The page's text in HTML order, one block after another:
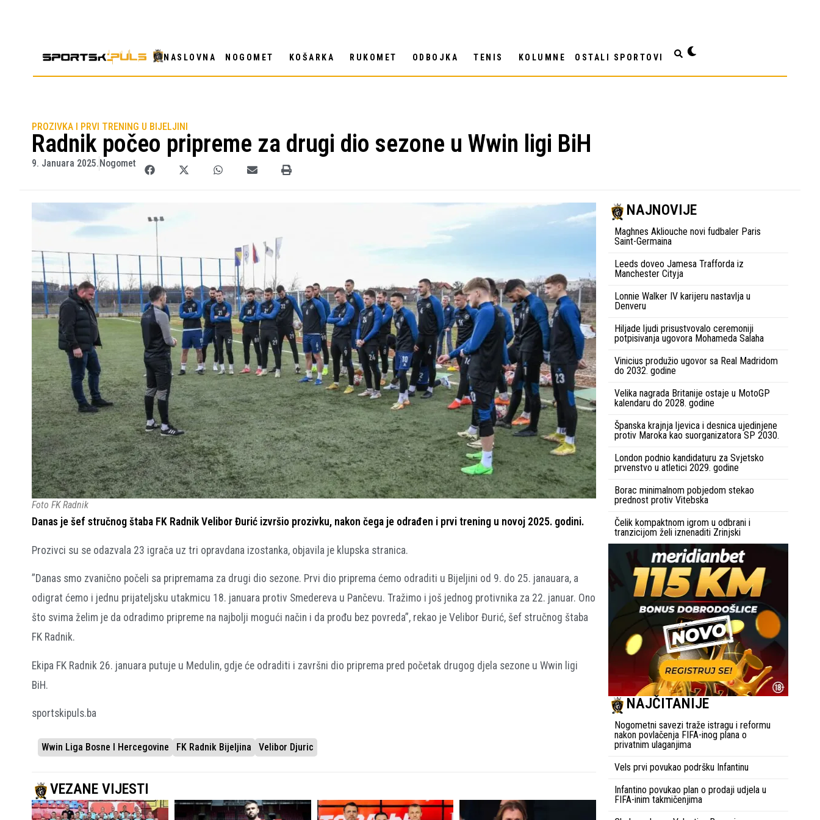
NASLOVNA NOGOMET KOŠARKA RUKOMET ODBOJKA TENIS KOLUMNE OSTALI SPORTOVI
PROZIVKA I PRVI TRENING U BIJELJINI
Radnik počeo pripreme za drugi dio sezone u Wwin ligi BiH
9. Januara 2025.Nogomet
Foto FK Radnik
Danas je šef stručnog štaba FK Radnik Velibor Đurić izvršio prozivku, nakon čega je odrađen i prvi trening u novoj 2025. godini.
Prozivci su se odazvala 23 igrača uz tri opravdana izostanka, objavila je klupska stranica.
”Danas smo zvanično počeli sa pripremama za drugi dio sezone. Prvi dio priprema ćemo odraditi u Bijeljini od 9. do 25. janauara, a
odigrat ćemo i jednu prijateljsku utakmicu 18. januara protiv Smedereva u Pančevu. Tražimo i još jednog protivnika za 22. januar. Ono
što svima želim je da odradimo pripreme na najbolji mogući način i da prođu bez povreda”, rekao je Velibor Đurić, šef stručnog štaba
FK Radnik.
Ekipa FK Radnik 26. januara putuje u Medulin, gdje će odraditi i završni dio priprema pred početak drugog djela sezone u Wwin ligi
BiH.
sportskipuls.ba
Wwin Liga Bosne I Hercegovine FK Radnik Bijeljina Velibor Djuric
VEZANE VIJESTI
NAJNOVIJE
Maghnes Akliouche novi fudbaler Paris
Saint-Germaina
Leeds doveo Jamesa Trafforda iz
Manchester Cityja
Lonnie Walker IV karijeru nastavlja u
Denveru
Hiljade ljudi prisustvovalo ceremoniji
potpisivanja ugovora Mohameda Salaha
Vinicius produžio ugovor sa Real Madridom
do 2032. godine
Velika nagrada Britanije ostaje u MotoGP
kalendaru do 2028. godine
Španska krajnja ljevica i desnica ujedinjene
protiv Maroka kao suorganizatora SP 2030.
London podnio kandidaturu za Svjetsko
prvenstvo u atletici 2029. godine
Borac minimalnom pobjedom stekao
prednost protiv Vitebska
Čelik kompaktnom igrom u odbrani i
tranzicijom želi iznenaditi Zrinjski
NAJČITANIJE
Nogometni savezi traže istragu i reformu
nakon povlačenja FIFA-inog plana o
privatnim ulaganjima
Vels prvi povukao podršku Infantinu
Infantino povukao plan o prodaji udjela u
FIFA-inim takmičenjima